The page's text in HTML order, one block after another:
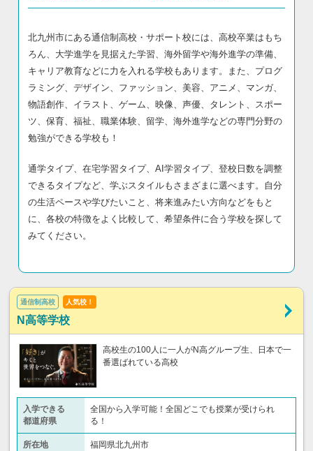
北九州市にある通信制高校・サポート校には、高校卒業はもち
ろん、大学進学を見据えた学習、海外留学や海外進学の準備、
キャリア教育などに力を入れる学校もあります。また、プログ
ラミング、デザイン、ファッション、美容、アニメ、マンガ、
物語創作、イラスト、ゲーム、映像、声優、タレント、スポー
ツ、保育、福祉、職業体験、留学、海外進学などの専門分野の
勉強ができる学校も！
通学タイプ、在宅学習タイプ、AI学習タイプ、登校日数を調整
できるタイプなど、学ぶスタイルもさまざまに選べます。自分
の生活ペースや学びたいこと、将来進みたい方向などをもと
に、各校の特徴をよく比較して、希望条件に合う学校を探して
みてください。
通信制高校 人気校！
N高等学校
高校生の100人に一人がN高グループ生、日本で一
番選ばれている高校
入学できる
都道府県
全国から入学可能！全国どこでも授業が受けられ
る！
所在地 福岡県北九州市